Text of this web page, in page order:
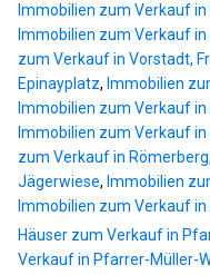
Immobilien zum Verkauf
Immobilien zum Verkauf
zum Verkauf in Vorstadt,
Epinayplatz, Immobilien
Immobilien zum Verkauf
Immobilien zum Verkauf
zum Verkauf in
Jägerwiese, Immobilien
Immobilien zum Verkauf
Häuser zum Verkauf in
Verkauf in Pfarrer-Müller-